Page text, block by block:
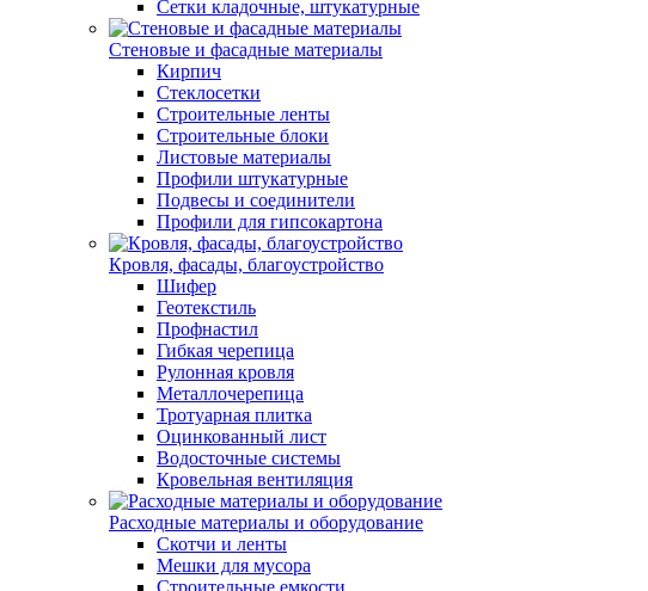
Сетки кладочные, штукатурные
Стеновые и фасадные материалы
Кирпич
Стеклосетки
Строительные ленты
Строительные блоки
Листовые материалы
Профили штукатурные
Подвесы и соединители
Профили для гипсокартона
Кровля, фасады, благоустройство
Шифер
Геотекстиль
Профнастил
Гибкая черепица
Рулонная кровля
Металлочерепица
Тротуарная плитка
Оцинкованный лист
Водосточные системы
Кровельная вентиляция
Расходные материалы и оборудование
Скотчи и ленты
Мешки для мусора
Строительные емкости